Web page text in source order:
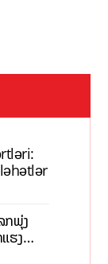
ກພຸ່ງ
ຮງ